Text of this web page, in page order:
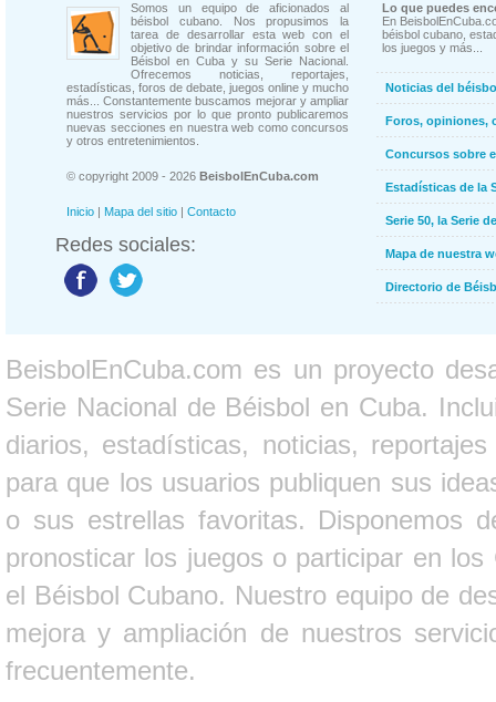
Somos un equipo de aficionados al
béisbol cubano. Nos propusimos la
tarea de desarrollar esta web con el
objetivo de brindar información sobre el
Béisbol en Cuba y su Serie Nacional.
Ofrecemos noticias, reportajes,
estadísticas, foros de debate, juegos online y mucho
más... Constantemente buscamos mejorar y ampliar
nuestros servicios por lo que pronto publicaremos
nuevas secciones en nuestra web como concursos
y otros entretenimientos.
© copyright 2009 - 2026 BeisbolEnCuba.com
Inicio | Mapa del sitio | Contacto
Redes sociales:
Lo que puedes
En
béisbol cubano,
los juegos y más...
Noticias del
Foros, opiniones,
Concursos sobre
Estadísticas de la
Serie 50, la Serie
Mapa de nuestra
Directorio de
BeisbolEnCuba.com es un proyecto
Serie Nacional de Béisbol en Cuba.
diarios, estadísticas, noticias,
para que los usuarios publiquen sus
o sus estrellas favoritas. Disponemos
pronosticar los juegos o participar en
el Béisbol Cubano. Nuestro equipo de
mejora y ampliación de nuestros
frecuentemente.